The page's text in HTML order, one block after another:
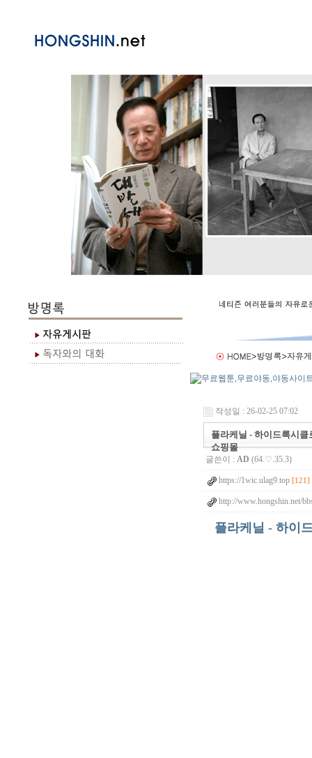
작성일 : 26-02-25 07:02
플라케닐 - 하이드록시
쇼핑몰
글쓴이 : AD (64.♡.35.3)
https://1wic.ulag9.top [121]
http://www.hongshin.net/
플라케닐 - 하이